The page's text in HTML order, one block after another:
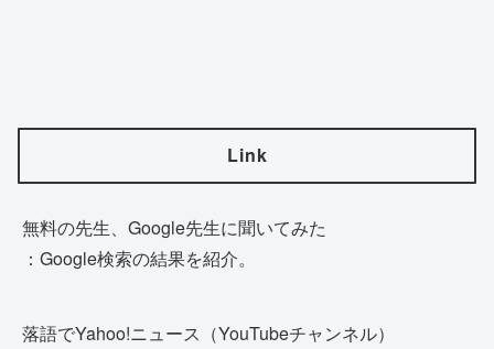
Link
無料の先生、Google先生に聞いてみた
：Google検索の結果を紹介。
落語でYahoo!ニュース（YouTubeチャンネル）